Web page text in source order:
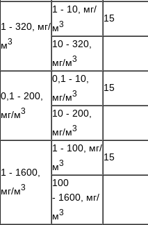
1 - 320, мг/
м3
1 - 10, мг/
м3
15
10 - 320,
мг/м3
0,1 - 200,
мг/м3
0,1 - 10,
мг/м3
15
10 - 200,
мг/м3
1 - 1600,
мг/м3
1 - 100, мг/
м3
15
100
- 1600, мг/
м3